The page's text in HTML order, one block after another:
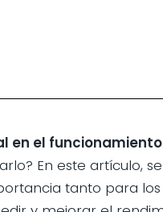
en el
En este artículo,
tanto para